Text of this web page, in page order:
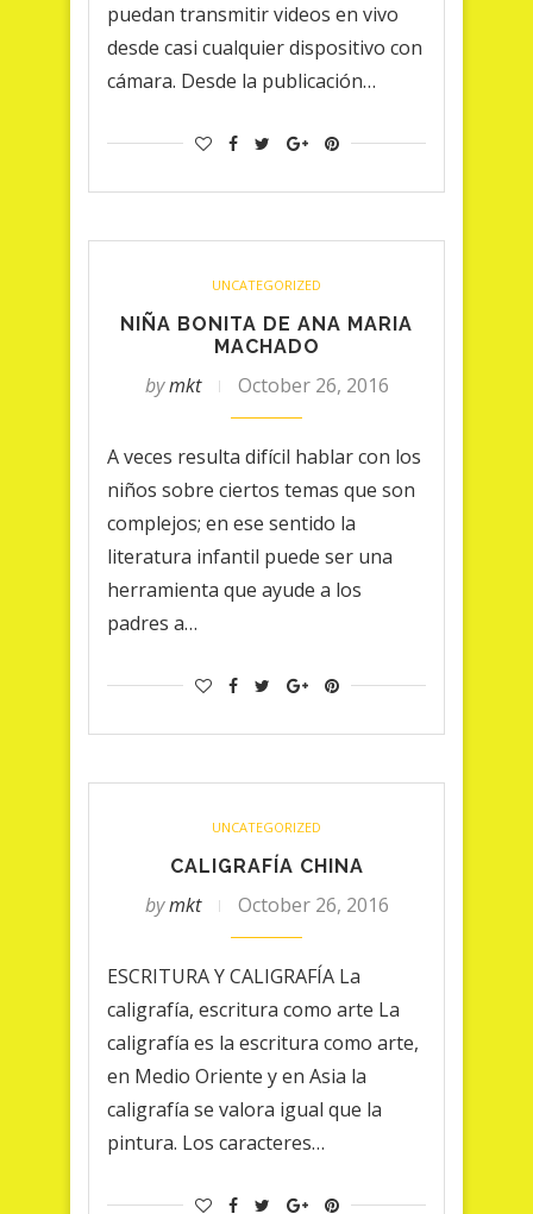
puedan transmitir videos en vivo
desde casi cualquier dispositivo con
cámara. Desde la publicación…
UNCATEGORIZED
NIÑA BONITA DE ANA MARIA
MACHADO
bymkt October 26, 2016
A veces resulta difícil hablar con los
niños sobre ciertos temas que son
complejos; en ese sentido la
literatura infantil puede ser una
herramienta que ayude a los
padres a…
UNCATEGORIZED
CALIGRAFÍA CHINA
bymkt October 26, 2016
ESCRITURA Y CALIGRAFÍA La
caligrafía, escritura como arte La
caligrafía es la escritura como arte,
en Medio Oriente y en Asia la
caligrafía se valora igual que la
pintura. Los caracteres…